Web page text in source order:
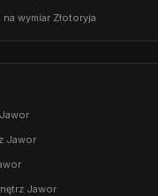
wymiar Złotoryja
Jawor
Jawor